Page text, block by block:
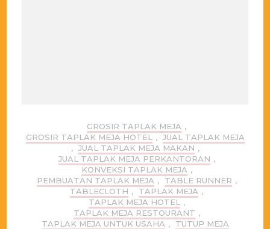
GROSIR TAPLAK MEJA ,
GROSIR TAPLAK MEJA HOTEL
, JUAL TAPLAK MEJA
, JUAL TAPLAK MEJA MAKAN ,
JUAL TAPLAK MEJA PERKANTORAN ,
KONVEKSI TAPLAK MEJA ,
PEMBUATAN TAPLAK MEJA , TABLE RUNNER ,
TABLECLOTH , TAPLAK MEJA ,
TAPLAK MEJA HOTEL
,
TAPLAK MEJA RESTOURANT ,
TAPLAK MEJA UNTUK USAHA , TUTUP MEJA